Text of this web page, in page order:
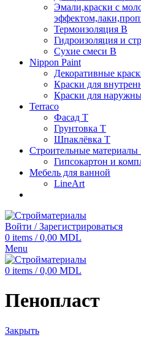
Эмали,краски с
Термоизоляция В
Гидроизоляция и
Сухие смеси B
Nippon Paint
Декоративные
Краски для
Краски для
Terraco
Фасад Т
Грунтовка T
Шпаклёвка T
Строительные материалы
Гипсокартон и
Мебель для ванной
LineArt
Войти / Зарегистрироваться
0 items / 0,00 MDL
Menu
0 items / 0,00 MDL
Пенопласт
Закрыть